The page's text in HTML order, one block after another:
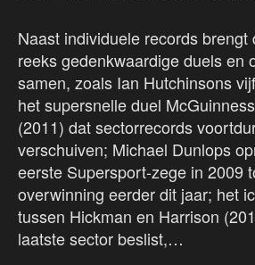
Naast individuele records brengt
reeks gedenkwaardige duels en
samen, zoals Ian Hutchinsons
het supersnelle duel
(2011) dat sectorrecords
verschuiven; Michael Dunlops
eerste Supersport-zege in 2009
overwinning eerder dit jaar; het
tussen Hickman en Harrison
laatste sector beslist,…